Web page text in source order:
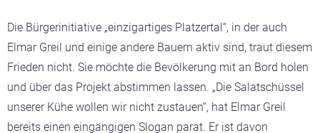
Die Bürgerinitiative „einzigartiges Platzertal“, in der auch
Elmar Greil und einige andere Bauern aktiv sind, traut diesem
Frieden nicht. Sie möchte die Bevölkerung mit an Bord holen
und über das Projekt abstimmen lassen. „Die Salatschüssel
unserer Kühe wollen wir nicht zustauen“, hat Elmar Greil
bereits einen eingängigen Slogan parat. Er ist davon